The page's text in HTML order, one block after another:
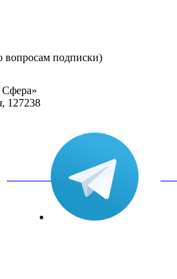
вопросам подписки)
Сфера»
127238
вКонтакте